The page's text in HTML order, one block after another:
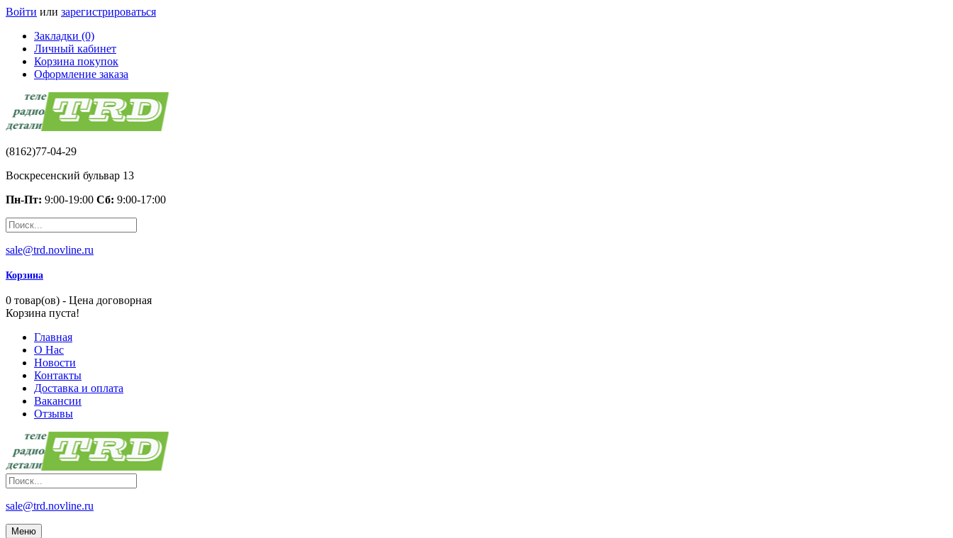
Войти или зарегистрироваться
Закладки (0)
Личный кабинет
Корзина покупок
Оформление заказа
(8162)77-04-29
Воскресенский бульвар 13
Пн-Пт: 9:00-19:00 Сб: 9:00-17:00
sale@trd.novline.ru
Корзина
0 товар(ов) - Цена договорная
Корзина пуста!
Главная
О Нас
Новости
Контакты
Доставка и оплата
Вакансии
Отзывы
sale@trd.novline.ru
Меню